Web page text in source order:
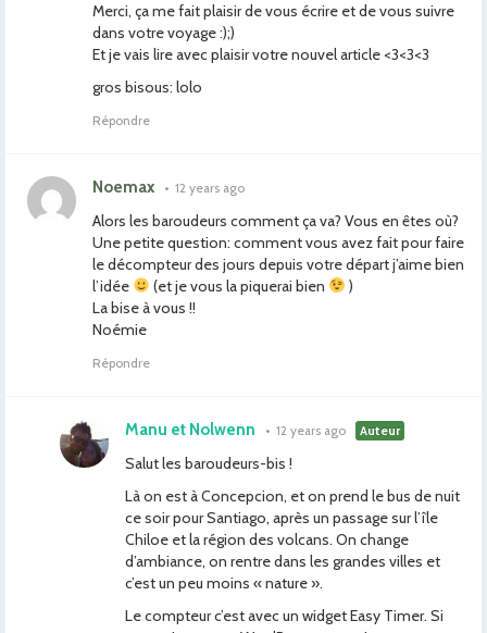
Merci, ça me fait plaisir de vous écrire et de vous suivre
dans votre voyage :);)
Et je vais lire avec plaisir votre nouvel article <3<3<3
gros bisous: lolo
Répondre
Noemax • 12 years ago
Alors les baroudeurs comment ça va? Vous en êtes où?
Une petite question: comment vous avez fait pour faire
le décompteur des jours depuis votre départ j’aime bien
l’idée
(et je vous la piquerai bien
)
La bise à vous !!
Noémie
Répondre
Manu et Nolwenn • 12 years ago Auteur
Salut les baroudeurs-bis !
Là on est à Concepcion, et on prend le bus de nuit
ce soir pour Santiago, après un passage sur l’île
Chiloe et la région des volcans. On change
d’ambiance, on rentre dans les grandes villes et
c’est un peu moins « nature ».
Le compteur c’est avec un widget Easy Timer. Si